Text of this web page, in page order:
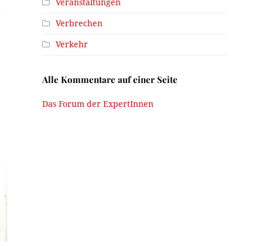
Veranstaltungen
Verbrechen
Verkehr
Alle Kommentare auf einer Seite
Das Forum der ExpertInnen